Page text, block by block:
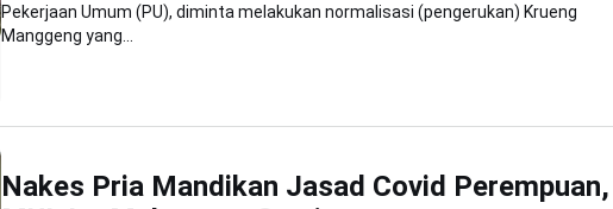
Pekerjaan Umum (PU), diminta melakukan normalisasi (pengerukan) Krueng
Manggeng yang...
Nakes Pria Mandikan Jasad Covid Perempuan,